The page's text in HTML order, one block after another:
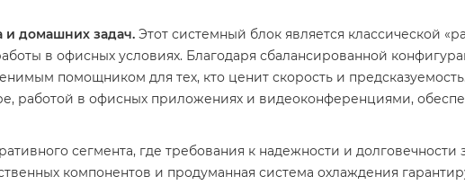
и домашних задач. Этот системный блок является классической
в офисных условиях. Благодаря сбалансированной
помощником для тех, кто ценит скорость и
работой в офисных приложениях и видеоконференциями,
сегмента, где требования к надежности и долговечности
компонентов и продуманная система охлаждения